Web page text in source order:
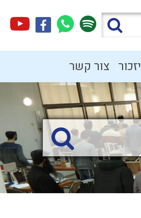
יזכור צור קשר